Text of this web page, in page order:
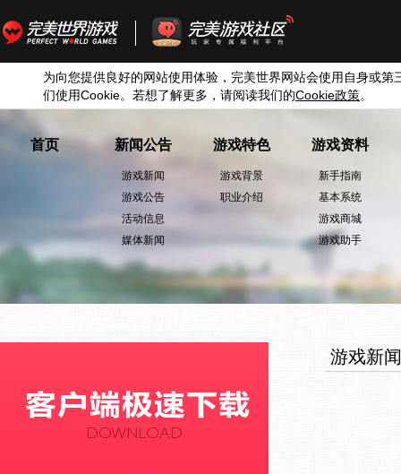
为向您提供良好的网站使用体验，完美世界网站会使用自身或第
们使用Cookie。若想了解更多，请阅读我们的Cookie政策。
首页 新闻公告
游戏新闻
游戏公告
活动信息
媒体新闻
游戏特色
游戏背景
职业介绍
游戏资料
新手指南
基本系统
游戏商城
游戏助手
游戏新闻